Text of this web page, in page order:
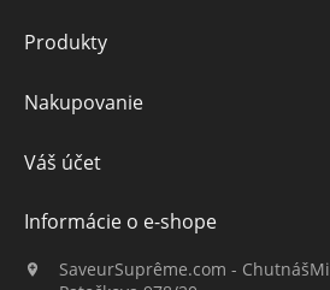
Produkty
Nakupovanie
Váš účet
Informácie o e-shope

SaveurSuprême.com - ChutnášMi